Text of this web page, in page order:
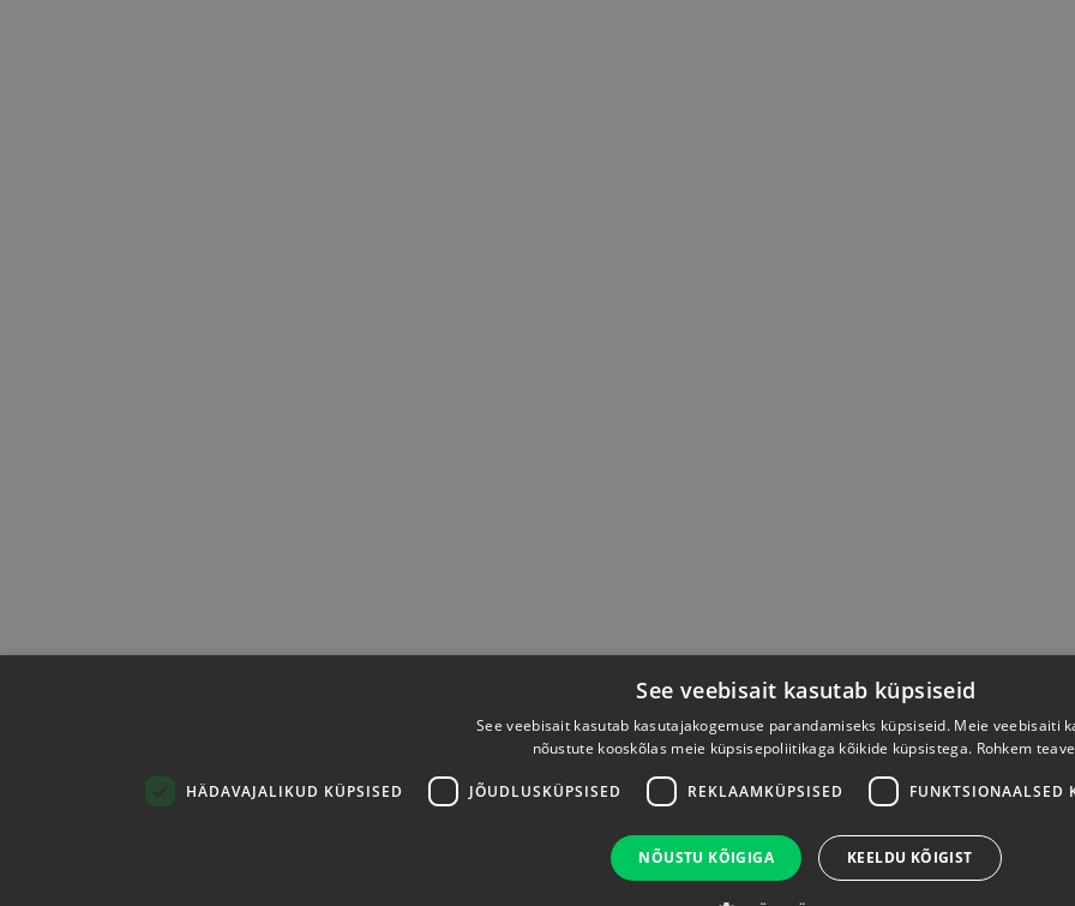
See veebisait kasutab küpsiseid
See veebisait kasutab kasutajakogemuse parandamiseks küpsiseid. Meie veebisaiti
nõustute kooskõlas meie küpsisepoliitikaga kõikide küpsistega. Rohkem
HÄDAVAJALIKUD KÜPSISED JÕUDLUSKÜPSISED REKLAAMKÜPSISED FUNKTSIONAALSED
NÕUSTU KÕIGIGA KEELDU KÕIGIST